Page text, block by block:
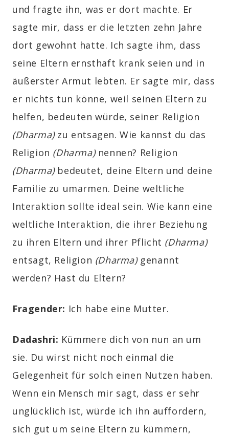
und fragte ihn, was er dort machte. Er
sagte mir, dass er die letzten zehn Jahre
dort gewohnt hatte. Ich sagte ihm, dass
seine Eltern ernsthaft krank seien und in
äußerster Armut lebten. Er sagte mir, dass
er nichts tun könne, weil seinen Eltern zu
helfen, bedeuten würde, seiner Religion
(Dharma)zu entsagen. Wie kannst du das
Religion (Dharma)nennen? Religion
(Dharma)bedeutet, deine Eltern und deine
Familie zu umarmen. Deine weltliche
Interaktion sollte ideal sein. Wie kann eine
weltliche Interaktion, die ihrer Beziehung
zu ihren Eltern und ihrer Pflicht (Dharma)
entsagt, Religion (Dharma)genannt
werden? Hast du Eltern?
Fragender: Ich habe eine Mutter.
Dadashri: Kümmere dich von nun an um
sie. Du wirst nicht noch einmal die
Gelegenheit für solch einen Nutzen haben.
Wenn ein Mensch mir sagt, dass er sehr
unglücklich ist, würde ich ihn auffordern,
sich gut um seine Eltern zu kümmern,